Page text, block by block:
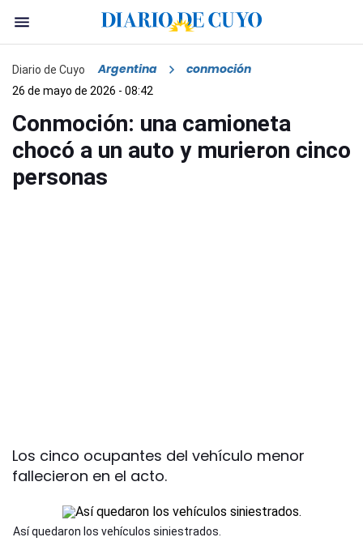
Diario de Cuyo Argentina conmoción
26 de mayo de 2026 - 08:42
Conmoción: una camioneta
chocó a un auto y murieron cinco
personas
Los cinco ocupantes del vehículo menor
fallecieron en el acto.
Así quedaron los vehículos siniestrados.